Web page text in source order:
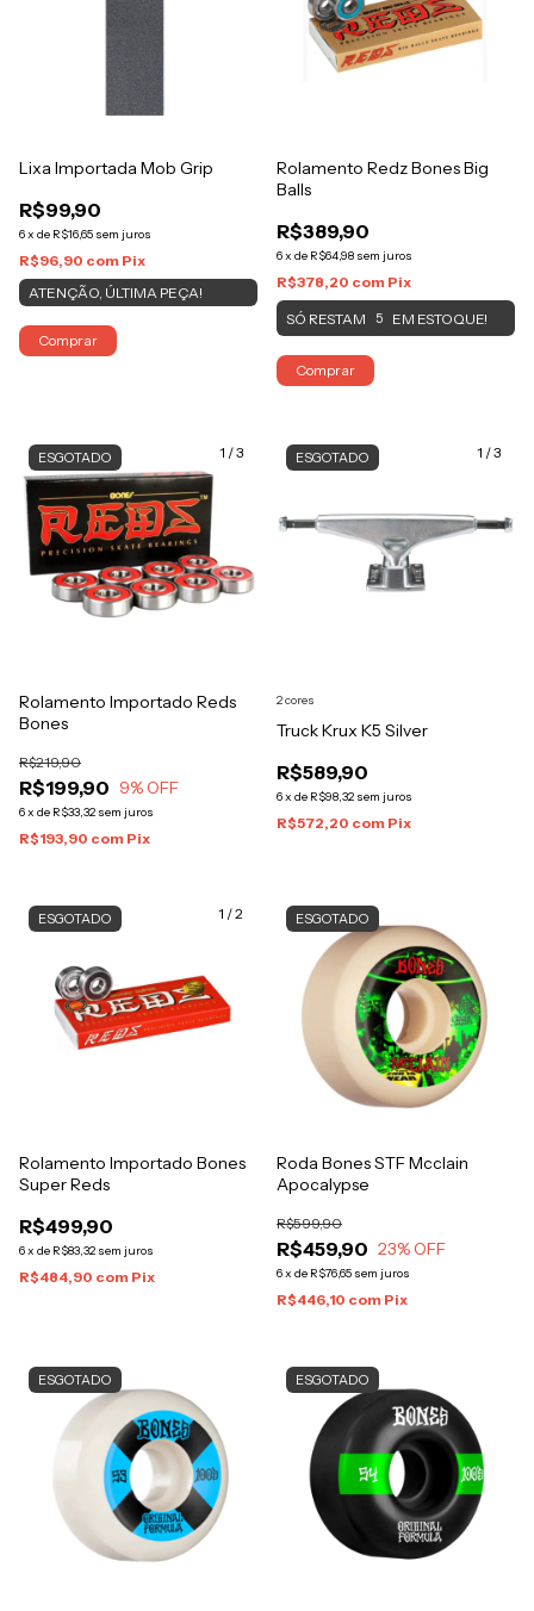
Lixa Importada Mob Grip
R$99,90
6x de R$16,65 sem juros
R$96,90 com Pix
ATENÇÃO, ÚLTIMA PEÇA!
Comprar
Rolamento Redz Bones Big
Balls
R$389,90
6x de R$64,98 sem juros
R$378,20 com Pix
SÓ RESTAM 5 EM ESTOQUE!
Comprar
1 /3
ESGOTADO
Rolamento Importado Reds
Bones
R$199,90
R$219,90
9% OFF
6x de R$33,32 sem juros
R$193,90 com Pix
1 /3
ESGOTADO
Truck Krux K5 Silver
R$589,90
6x de R$98,32 sem juros
R$572,20 com Pix
2 cores
1 /2
ESGOTADO
Rolamento Importado Bones
Super Reds
R$499,90
6x de R$83,32 sem juros
R$484,90 com Pix
ESGOTADO
Roda Bones STF Mcclain
Apocalypse
R$459,90
R$599,90
23% OFF
6x de R$76,65 sem juros
R$446,10 com Pix
ESGOTADO ESGOTADO